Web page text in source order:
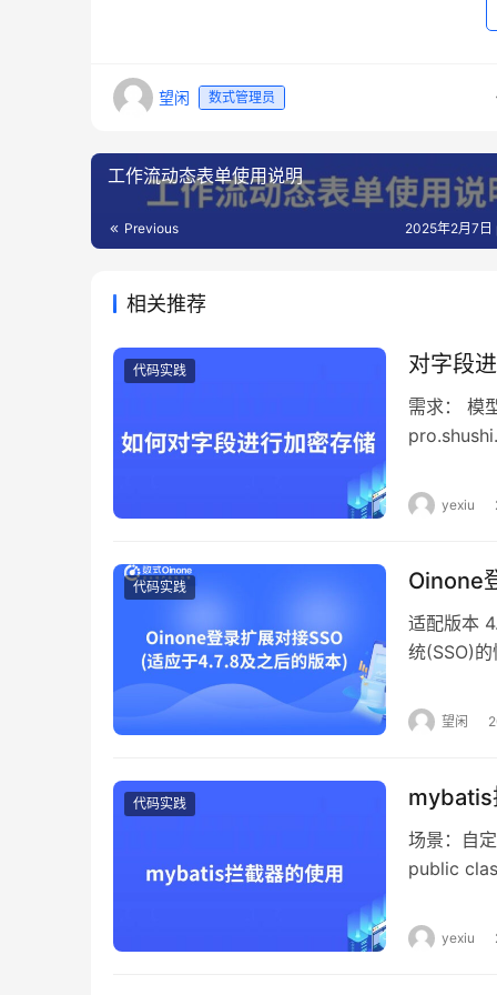
望闲 数式管理员
工作流动态表单使用说明
Previous 2025年2月7日
相关推荐
代码实践 对字段
需求： 模
例： 对需
final
名字")
"学生ID")
"学生卡号
认取的是
名
return
yexiu
代码实践 Oinone
适配版本
统(SSO)
【必须】
获取用户
【可选】
有效后，
望闲
代码实践 mybatis
场景：自
public
return
yexiu